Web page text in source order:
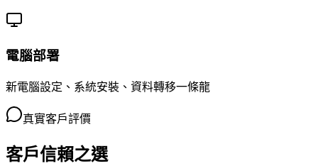
電腦部署
新電腦設定、系統安裝、資料轉移一條龍
真實客戶評價
客戶信賴之選